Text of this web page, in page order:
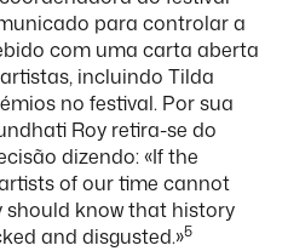
para controlar a
com uma carta aberta
incluindo Tilda
no festival. Por sua
Roy retira-se do
dizendo: «If the
of our time cannot
should know that history
and disgusted.»5